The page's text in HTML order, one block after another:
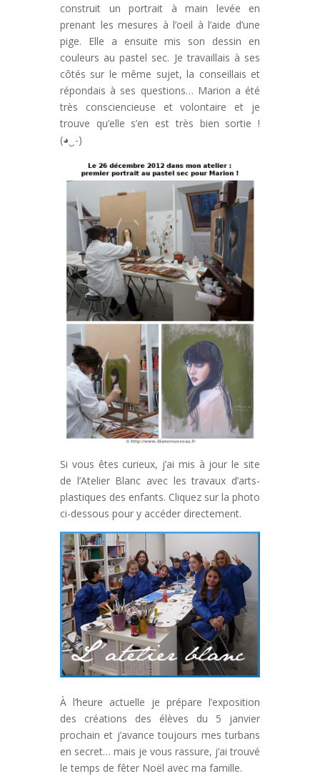
construit un portrait à main levée en
prenant les mesures à l’oeil à l’aide d’une
pige. Elle a ensuite mis son dessin en
couleurs au pastel sec. Je travaillais à ses
côtés sur le même sujet, la conseillais et
répondais à ses questions… Marion a été
très consciencieuse et volontaire et je
trouve qu’elle s’en est très bien sortie !
(◕‿-)
Si vous êtes curieux, j’ai mis à jour le site
de l’Atelier Blanc avec les travaux d’arts-
plastiques des enfants. Cliquez sur la photo
ci-dessous pour y accéder directement.
À l’heure actuelle je prépare l’exposition
des créations des élèves du 5 janvier
prochain et j’avance toujours mes turbans
en secret… mais je vous rassure, j’ai trouvé
le temps de fêter Noël avec ma famille.